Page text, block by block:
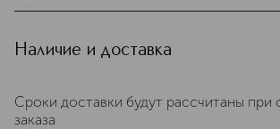
Наличие и доставка
Сроки доставки будут рассчитаны
заказа